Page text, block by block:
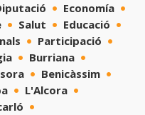
Economía
Salut
Educació
Participació
Burriana
Benicàssim
L'Alcora